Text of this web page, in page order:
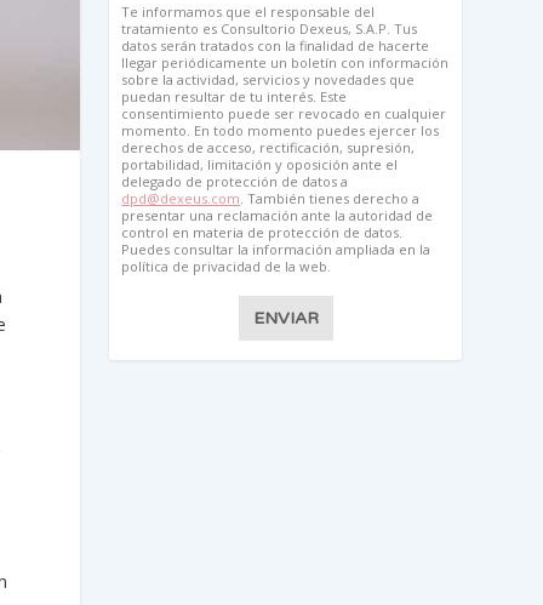
Te informamos que el responsable del
tratamiento es Consultorio Dexeus, S.A.P. Tus
datos serán tratados con la finalidad de hacerte
llegar periódicamente un boletín con información
sobre la actividad, servicios y novedades que
puedan resultar de tu interés. Este
consentimiento puede ser revocado en cualquier
momento. En todo momento puedes ejercer los
derechos de acceso, rectificación, supresión,
portabilidad, limitación y oposición ante el
delegado de protección de datos a
dpd@dexeus.com . También tienes derecho a
presentar una reclamación ante la autoridad de
control en materia de protección de datos.
Puedes consultar la información ampliada en la
política de privacidad de la web.
ENVIAR